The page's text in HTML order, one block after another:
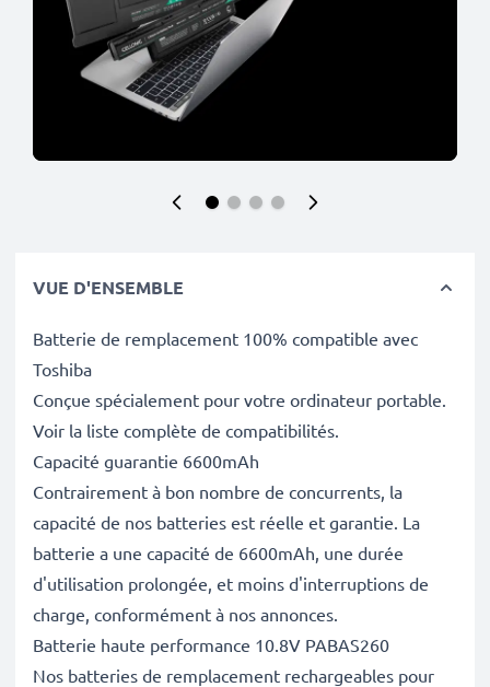
VUE D'ENSEMBLE
Batterie de remplacement 100% compatible avec
Toshiba
Conçue spécialement pour votre ordinateur portable.
Voir la liste complète de compatibilités.
Capacité guarantie 6600mAh
Contrairement à bon nombre de concurrents, la
capacité de nos batteries est réelle et garantie. La
batterie a une capacité de 6600mAh, une durée
d'utilisation prolongée, et moins d'interruptions de
charge, conformément à nos annonces.
Batterie haute performance 10.8V PABAS260
Nos batteries de remplacement rechargeables pour